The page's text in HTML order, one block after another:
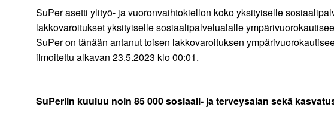
SuPer asetti ylityö- ja vuoronvaihtokiellon koko yksityiselle
lakkovaroitukset yksityiselle sosiaalipalvelualalle
SuPer on tänään antanut toisen lakkovaroituksen
ilmoitettu alkavan 23.5.2023 klo 00:01.
SuPeriin kuuluu noin 85 000 sosiaali- ja terveysalan sekä